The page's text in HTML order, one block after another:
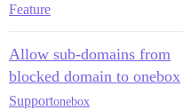
Feature
Allow sub-domains from
blocked domain to onebox
Supportonebox